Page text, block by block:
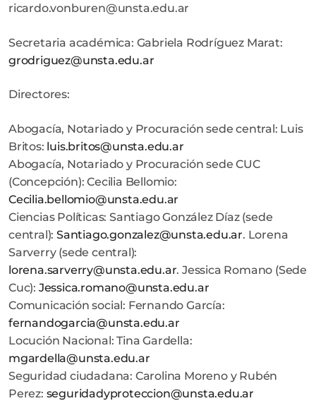
ricardo.vonburen@unsta.edu.ar
Secretaria académica: Gabriela Rodríguez Marat:
grodriguez@unsta.edu.ar
Directores:
Abogacía, Notariado y Procuración sede central: Luis
Britos: luis.britos@unsta.edu.ar
Abogacía, Notariado y Procuración sede CUC
(Concepción): Cecilia Bellomio:
Cecilia.bellomio@unsta.edu.ar
Ciencias Políticas: Santiago González Díaz (sede
central): Santiago.gonzalez@unsta.edu.ar. Lorena
Sarverry (sede central):
lorena.sarverry@unsta.edu.ar. Jessica Romano (Sede
Cuc): Jessica.romano@unsta.edu.ar
Comunicación social: Fernando García:
fernandogarcia@unsta.edu.ar
Locución Nacional: Tina Gardella:
mgardella@unsta.edu.ar
Seguridad ciudadana: Carolina Moreno y Rubén
Perez: seguridadyproteccion@unsta.edu.ar